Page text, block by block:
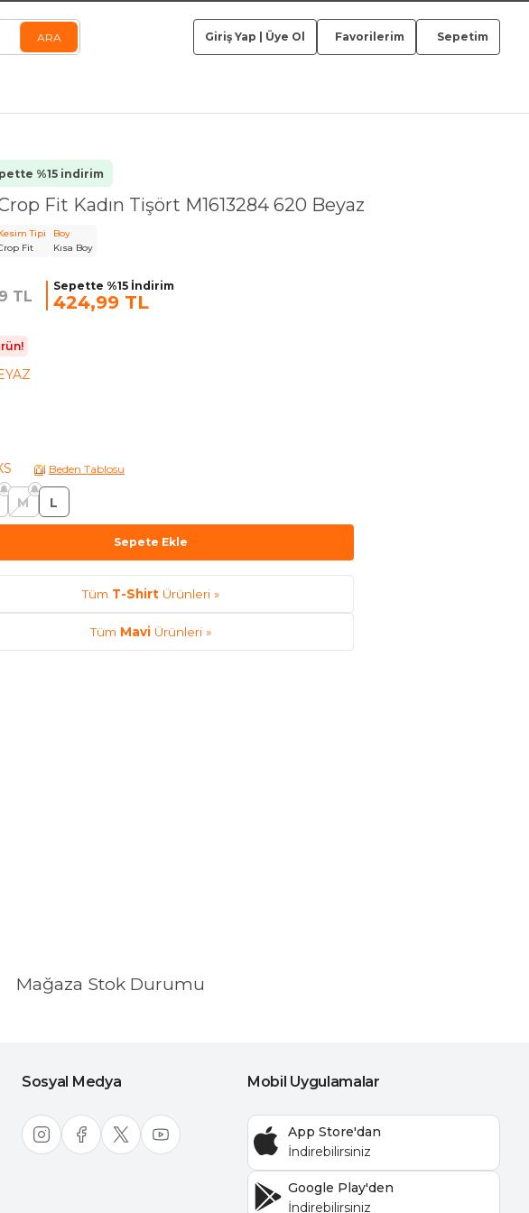
Giriş Yap Üye Ol Favorilerim Sepetim
%15 indirim
Fit Kadın Tişört M1613284 620 Beyaz
Tipi
Fit
Boy
Kısa Boy
TL
Sepette %15 İndirim
424,99 TL
Beden Tablosu
M L
Sepete Ekle
Tüm T-ShirtÜrünleri »
Tüm MaviÜrünleri »
Mağaza Stok Durumu
Sosyal Medya Mobil Uygulamalar
App Store'dan
Google Play'den